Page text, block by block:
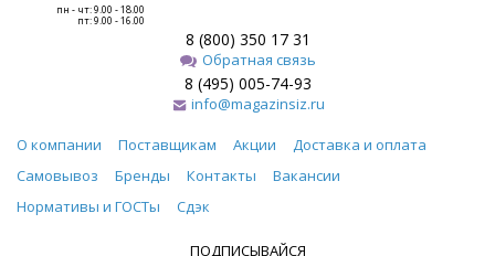
пн - чт: 9.00 - 18.00
пт: 9.00 - 16.00
8 (800) 350 17 31
Обратная связь
8 (495) 005-74-93
info@magazinsiz.ru
О компании Поставщикам Акции
Доставка и оплата
Самовывоз
Бренды Контакты
Вакансии
Нормативы и ГОСТы
Сдэк
ПОДПИСЫВАЙСЯ